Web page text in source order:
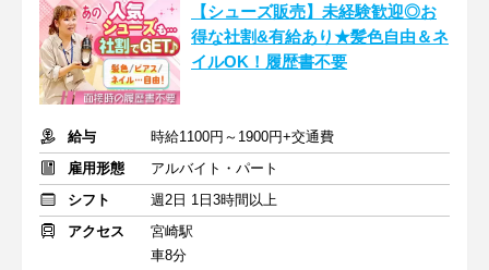
【シューズ販売】未経験歓迎◎お
得な社割&有給あり★髪色自由＆ネ
イルOK！履歴書不要
給与
時給1100円～1900円+交通費
雇用形態
アルバイト・パート
シフト
週2日 1日3時間以上
アクセス
宮崎駅
車8分